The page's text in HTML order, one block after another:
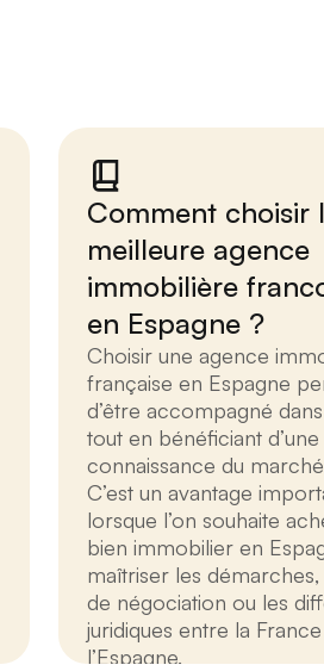
Comment choisir
meilleure agence
immobilière
en Espagne ?
Choisir une agence
française en Espagne
d’être accompagné
tout en bénéficiant
connaissance du
C’est un avantage
lorsque l’on souhaite
bien immobilier en
maîtriser les démarches,
de négociation ou les
juridiques entre la
l’Espagne.